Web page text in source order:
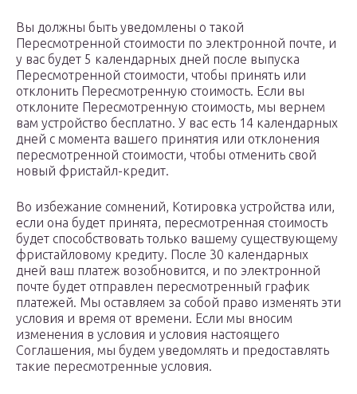
Вы должны быть уведомлены о такой
Пересмотренной стоимости по электронной почте, и
у вас будет 5 календарных дней после выпуска
Пересмотренной стоимости, чтобы принять или
отклонить Пересмотренную стоимость. Если вы
отклоните Пересмотренную стоимость, мы вернем
вам устройство бесплатно. У вас есть 14 календарных
дней с момента вашего принятия или отклонения
пересмотренной стоимости, чтобы отменить свой
новый фристайл-кредит.
Во избежание сомнений, Котировка устройства или,
если она будет принята, пересмотренная стоимость
будет способствовать только вашему существующему
фристайловому кредиту. После 30 календарных
дней ваш платеж возобновится, и по электронной
почте будет отправлен пересмотренный график
платежей. Мы оставляем за собой право изменять эти
условия и время от времени. Если мы вносим
изменения в условия и условия настоящего
Соглашения, мы будем уведомлять и предоставлять
такие пересмотренные условия.